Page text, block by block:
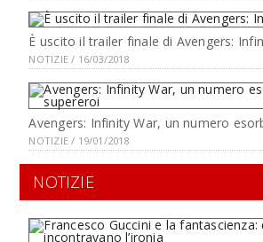
È uscito il trailer finale di Avengers:
NOTIZIE / 16/03/2018
Avengers: Infinity War, un numero
NOTIZIE / 19/01/2018
NOTIZIE